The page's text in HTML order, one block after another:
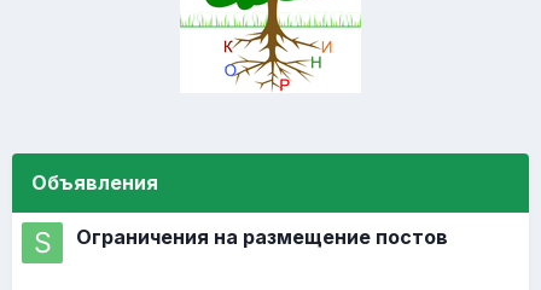
Объявления
Ограничения на размещение постов